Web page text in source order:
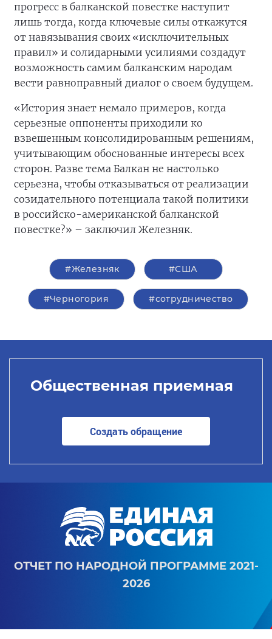
прогресс в балканской повестке наступит
лишь тогда, когда ключевые силы откажутся
от навязывания своих «исключительных
правил» и солидарными усилиями создадут
возможность самим балканским народам
вести равноправный диалог о своем будущем.
«История знает немало примеров, когда
серьезные оппоненты приходили ко
взвешенным консолидированным решениям,
учитывающим обоснованные интересы всех
сторон. Разве тема Балкан не настолько
серьезна, чтобы отказываться от реализации
созидательного потенциала такой политики
в российско-американской балканской
повестке?» – заключил Железняк.
#Железняк #США
#Черногория #сотрудничество
Общественная приемная
Создать обращение
ОТЧЕТ ПО НАРОДНОЙ ПРОГРАММЕ 2021-
2026